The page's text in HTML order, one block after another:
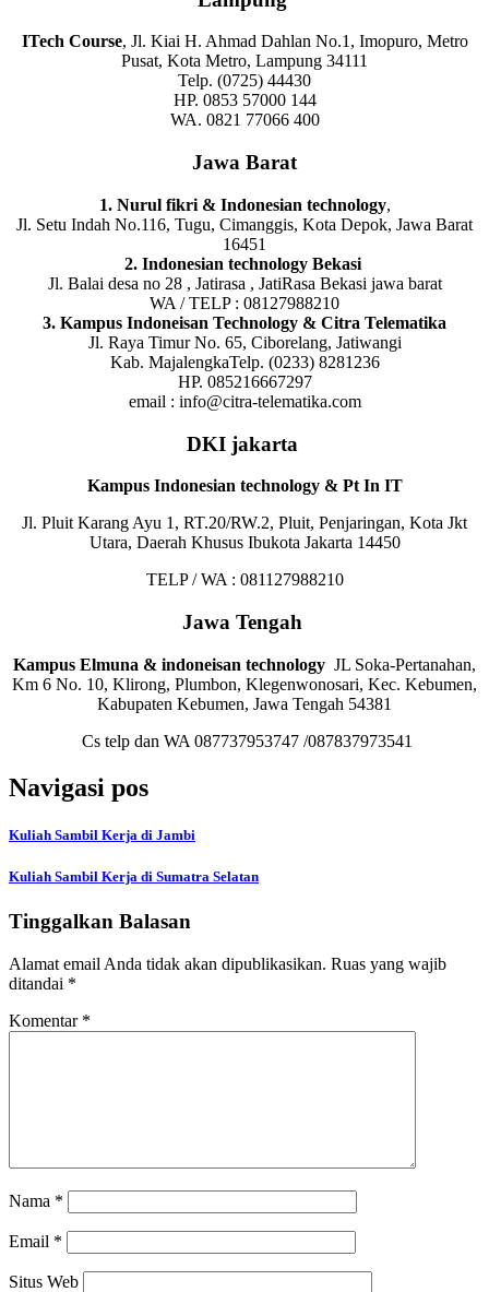
ITech Course, Jl. Kiai H. Ahmad Dahlan No.1, Imopuro, Metro
Pusat, Kota Metro, Lampung 34111
Telp. (0725) 44430
HP. 0853 57000 144
WA. 0821 77066 400
Jawa Barat
1. Nurul fikri & Indonesian technology,
Jl. Setu Indah No.116, Tugu, Cimanggis, Kota Depok, Jawa Barat
16451
2. Indonesian technology Bekasi
Jl. Balai desa no 28 , Jatirasa , JatiRasa Bekasi jawa barat
WA / TELP : 08127988210
3. Kampus Indoneisan Technology & Citra Telematika
Jl. Raya Timur No. 65, Ciborelang, Jatiwangi
Kab. MajalengkaTelp. (0233) 8281236
HP. 085216667297
email : info@citra-telematika.com
DKI jakarta
Kampus Indonesian technology & Pt In IT
Jl. Pluit Karang Ayu 1, RT.20/RW.2, Pluit, Penjaringan, Kota Jkt
Utara, Daerah Khusus Ibukota Jakarta 14450
TELP / WA : 081127988210
Jawa Tengah
Kampus Elmuna & indoneisan technology JL Soka-Pertanahan,
Km 6 No. 10, Klirong, Plumbon, Klegenwonosari, Kec. Kebumen,
Kabupaten Kebumen, Jawa Tengah 54381
Cs telp dan WA 087737953747 /087837973541
Navigasi pos
Kuliah Sambil Kerja di Jambi
Kuliah Sambil Kerja di Sumatra Selatan
Tinggalkan Balasan
Alamat email Anda tidak akan dipublikasikan. Ruas yang wajib
ditandai *
Komentar *
Nama *
Email *
Situs Web